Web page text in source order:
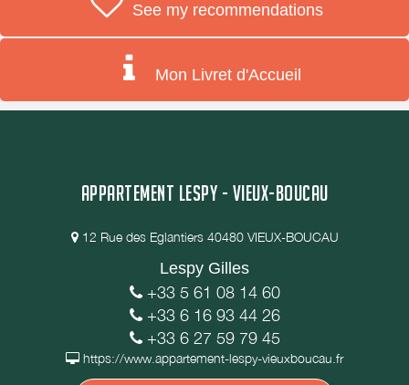
See my recommendations
Mon Livret d'Accueil
APPARTEMENT LESPY - VIEUX-BOUCAU
12 Rue des Eglantiers 40480 VIEUX-BOUCAU
Lespy Gilles
+33 5 61 08 14 60
+33 6 16 93 44 26
+33 6 27 59 79 45
https://www.appartement-lespy-vieuxboucau.fr